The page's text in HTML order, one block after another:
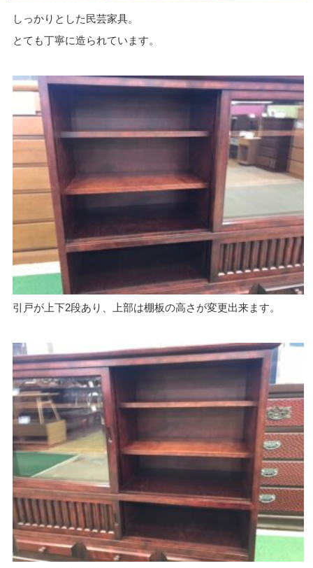
しっかりとした民芸家具。
とても丁寧に造られています。
引戸が上下2段あり、上部は棚板の高さが変更出来ます。